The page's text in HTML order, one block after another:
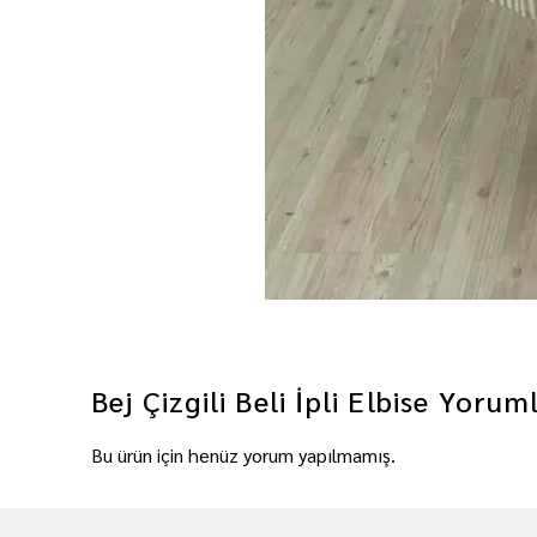
Bej Çizgili Beli İpli Elbise
Bu ürün için henüz yorum yapılmamış.